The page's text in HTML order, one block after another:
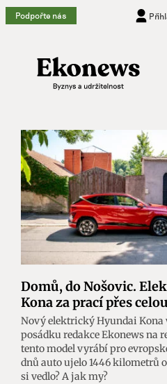
Přeskočit
na
Podpořte nás
Domů, do Nošovic.
Kona za prací přes
Nový elektrický Hyundai
posádku redakce Ekonews na
tento model vyrábí pro
dnů auto ujelo 1446 kilometrů
si vedlo? A jak my?